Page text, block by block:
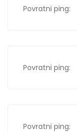
Povratni ping:
Povratni ping:
Povratni ping: